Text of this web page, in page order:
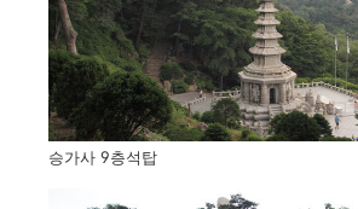
승가사 9층석탑